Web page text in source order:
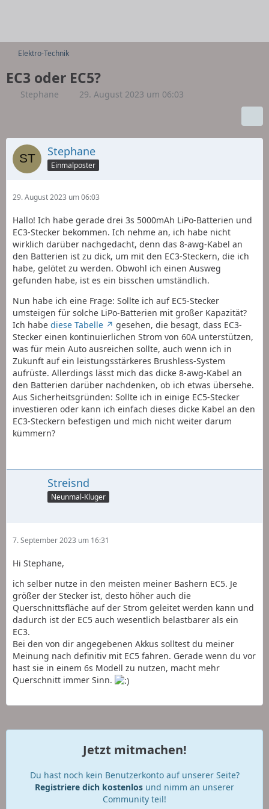
Elektro-Technik
EC3 oder EC5?
Stephane 29. August 2023 um 06:03
Stephane
Einmalposter
29. August 2023 um 06:03
Hallo! Ich habe gerade drei 3s 5000mAh LiPo-Batterien und
EC3-Stecker bekommen. Ich nehme an, ich habe nicht
wirklich darüber nachgedacht, denn das 8-awg-Kabel an
den Batterien ist zu dick, um mit den EC3-Steckern, die ich
habe, gelötet zu werden. Obwohl ich einen Ausweg
gefunden habe, ist es ein bisschen umständlich.
Nun habe ich eine Frage: Sollte ich auf EC5-Stecker
umsteigen für solche LiPo-Batterien mit großer Kapazität?
Ich habe diese Tabelle
gesehen, die besagt, dass EC3-
Stecker einen kontinuierlichen Strom von 60A unterstützen,
was für mein Auto ausreichen sollte, auch wenn ich in
Zukunft auf ein leistungsstärkeres Brushless-System
aufrüste. Allerdings lässt mich das dicke 8-awg-Kabel an
den Batterien darüber nachdenken, ob ich etwas übersehe.
Aus Sicherheitsgründen: Sollte ich in einige EC5-Stecker
investieren oder kann ich einfach dieses dicke Kabel an den
EC3-Steckern befestigen und mich nicht weiter darum
kümmern?
Streisnd
Neunmal-Kluger
7. September 2023 um 16:31
Hi Stephane,
ich selber nutze in den meisten meiner Bashern EC5. Je
größer der Stecker ist, desto höher auch die
Querschnittsfläche auf der Strom geleitet werden kann und
dadurch ist der EC5 auch wesentlich belastbarer als ein
EC3.
Bei den von dir angegebenen Akkus solltest du meiner
Meinung nach definitiv mit EC5 fahren. Gerade wenn du vor
hast sie in einem 6s Modell zu nutzen, macht mehr
Querschnitt immer Sinn.
Jetzt mitmachen!
Du hast noch kein Benutzerkonto auf unserer Seite?
Registriere dich kostenlos und nimm an unserer
Community teil!